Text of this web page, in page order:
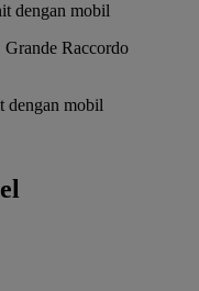
dengan mobil
Raccordo
dengan mobil